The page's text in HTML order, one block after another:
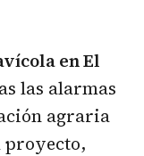
en El
las alarmas
agraria
proyecto,